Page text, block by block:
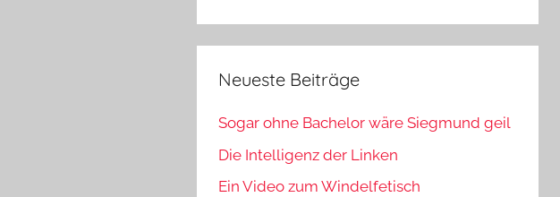
Neueste Beiträge
Sogar ohne Bachelor wäre Siegmund geil
Die Intelligenz der Linken
Ein Video zum Windelfetisch